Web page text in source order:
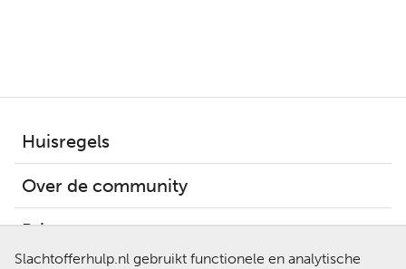
Slachtofferhulp.nl gebruikt functionele en analytische
Huisregels
Over de community
Privacy